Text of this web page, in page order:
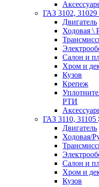
ГАЗ 3102, 31029
Двигатель
Ходовая \
Салон и
Хром и
Кузов
Крепеж
РТИ
ГАЗ 3110, 31105
Двигатель
Ходовая/
Салон и
Хром и
Кузов